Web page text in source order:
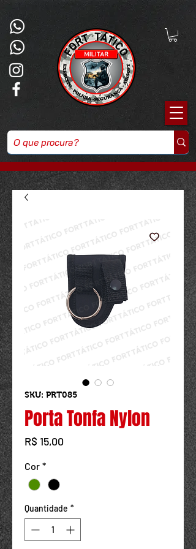
SKU: PRT085
Porta Tonfa Nylon
R$ 15,00
Cor *
Quantidade *
Powered by
InnoTech Apps